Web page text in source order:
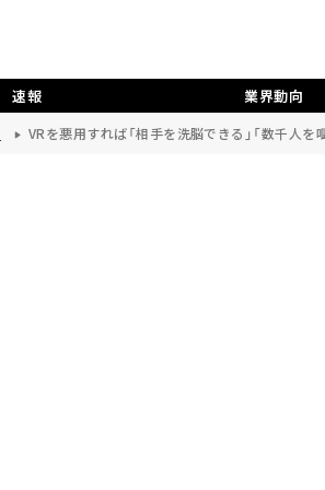
速報 業界動向
VRを悪用すれば「相手を洗脳できる」「数千人